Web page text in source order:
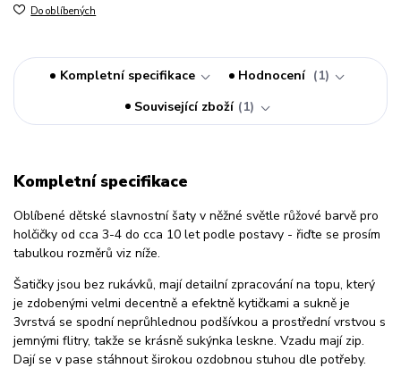
Do oblíbených
Kompletní specifikace Hodnocení
1
Související zboží
1
Kompletní specifikace
Oblíbené dětské slavnostní šaty v něžné světle růžové barvě pro
holčičky od cca 3-4 do cca 10 let podle postavy - řiďte se prosím
tabulkou rozměrů viz níže.
Šatičky jsou bez rukávků, mají detailní zpracování na topu, který
je zdobenými velmi decentně a efektně kytičkami a sukně je
3vrstvá se spodní neprůhlednou podšívkou a prostřední vrstvou s
jemnými flitry, takže se krásně sukýnka leskne. Vzadu mají zip.
Dají se v pase stáhnout širokou ozdobnou stuhou dle potřeby.